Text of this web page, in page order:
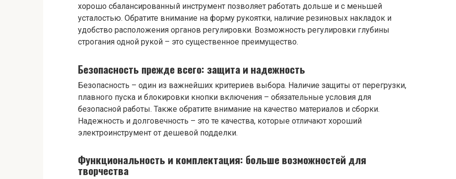
хорошо сбалансированный инструмент позволяет работать дольше и с меньшей
усталостью. Обратите внимание на форму рукоятки, наличие резиновых накладок и
удобство расположения органов регулировки. Возможность регулировки глубины
строгания одной рукой – это существенное преимущество.
Безопасность прежде всего: защита и надежность
Безопасность – один из важнейших критериев выбора. Наличие защиты от перегрузки,
плавного пуска и блокировки кнопки включения – обязательные условия для
безопасной работы. Также обратите внимание на качество материалов и сборки.
Надежность и долговечность – это те качества, которые отличают хороший
электроинструмент от дешевой подделки.
Функциональность и комплектация: больше возможностей для
творчества